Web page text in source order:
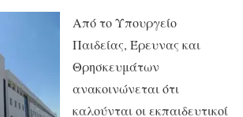
Από το Υπουργείο
Παιδείας, Έρευνας και
Θρησκευμάτων
ανακοινώνεται ότι
καλούνται οι εκπαιδευτικοί